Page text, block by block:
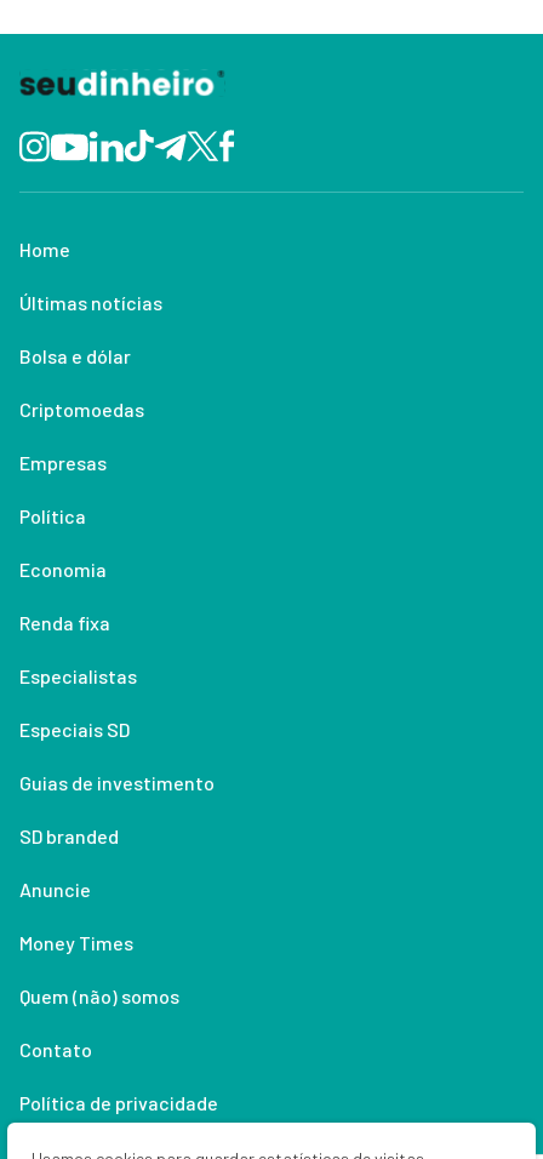
Home
Últimas notícias
Bolsa e dólar
Criptomoedas
Empresas
Política
Economia
Renda fixa
Especialistas
Especiais SD
Guias de investimento
SD branded
Anuncie
Money Times
Quem (não) somos
Contato
Política de privacidade